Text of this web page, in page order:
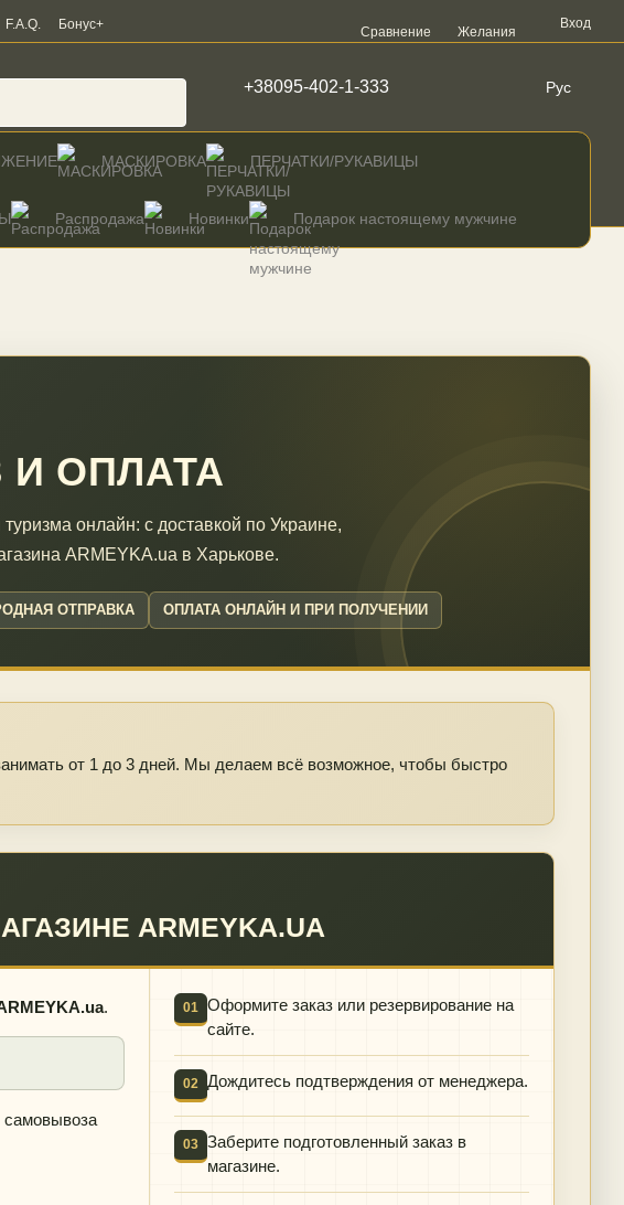
F.A.Q. Бонус+ Сравнение Желания
Вход
+38095-402-1-333 Рус
МАСКИРОВКА ПЕРЧАТКИ/РУКАВИЦЫ
Распродажа Новинки Подарок настоящему мужчине
ОПЛАТА
онлайн: с доставкой по Украине,
ARMEYKA.ua в Харькове.
ОТПРАВКА ОПЛАТА ОНЛАЙН И ПРИ ПОЛУЧЕНИИ
от 1 до 3 дней. Мы делаем всё возможное, чтобы быстро
ARMEYKA.UA
.
самовывоза
01 Оформите заказ или резервирование на
сайте.
02 Дождитесь подтверждения от менеджера.
03 Заберите подготовленный заказ в
магазине.